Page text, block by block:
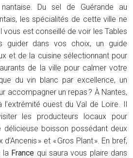
Du sel de Guérande au
les spécialités de cette ville ne
vous est conseillé de voir les Tables
guider dans vos choix, un guide
et de la cuisine sélectionnant pour
de la ville pour calmer votre
du vin blanc par excellence, un
accompagner un repas ? À Nantes,
ouest du Val de Loire. Il
les producteurs locaux pour
boisson possédant deux
» et « Gros Plant ». En bref,
la France qui saura vous plaire dans